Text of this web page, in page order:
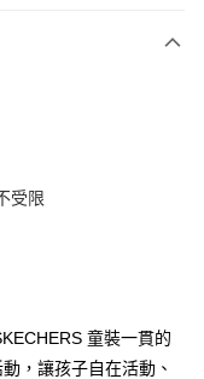
使用無須另外申請。
動跳轉到大哥付的交易
截止日，確認付款後即完
確認頁面所載為準。
未通過，訂單將自動取
付你分期系統評分，恕無
受限
童裝一貫的
，讓孩子自在活動、